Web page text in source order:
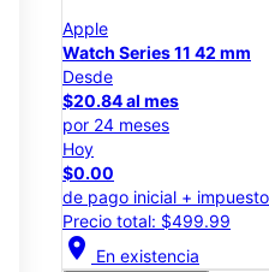
Apple
Watch Series 11 42 mm
Desde
$20.84 al mes
por 24 meses
Hoy
$0.00
de pago inicial +
Precio total: $499.99
location_on En existencia